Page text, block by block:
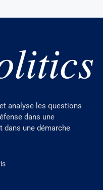
analyse les questions
dans une
dans une démarche